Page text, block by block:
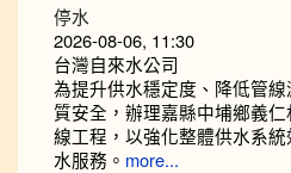
停水
2026-08-06, 11:30
台灣自來水公司
為提升供水穩定度、降低管
質安全，辦理嘉縣中埔鄉義
線工程，以強化整體供水系
水服務。 more...